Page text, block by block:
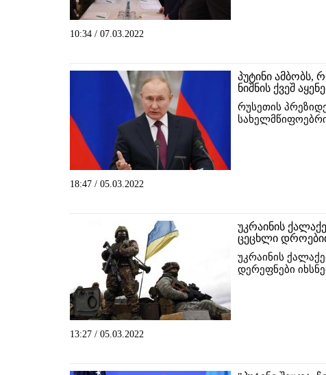
10:34 / 07.03.2022
პუტინი ამბობს,
ნიშნის ქვეშ
რუსეთის
18:47 / 05.03.2022
უკრაინის
ცეცხლი
უკრაინის
დერეფნები
13:27 / 05.03.2022